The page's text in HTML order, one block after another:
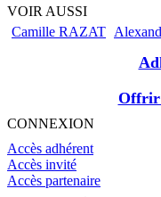
VOIR AUSSI
Camille RAZAT
Offrir
CONNEXION
Accès adhérent
Accès invité
Accès partenaire